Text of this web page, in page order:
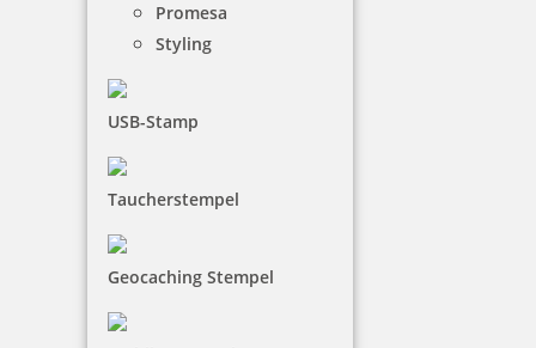
Promesa
Styling
USB-Stamp
Taucherstempel
Geocaching Stempel
Jetzt gestalten